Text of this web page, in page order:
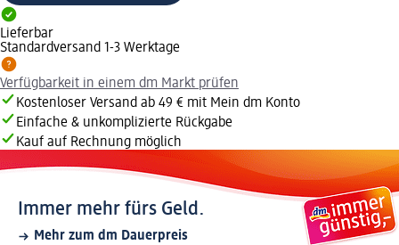
Lieferbar
Standardversand 1-3 Werktage
Verfügbarkeit in einem dm Markt prüfen
Kostenloser Versand ab 49 € mit Mein dm Konto
Einfache & unkomplizierte Rückgabe
Kauf auf Rechnung möglich
Immer mehr fürs Geld.
Mehr zum dm Dauerpreis